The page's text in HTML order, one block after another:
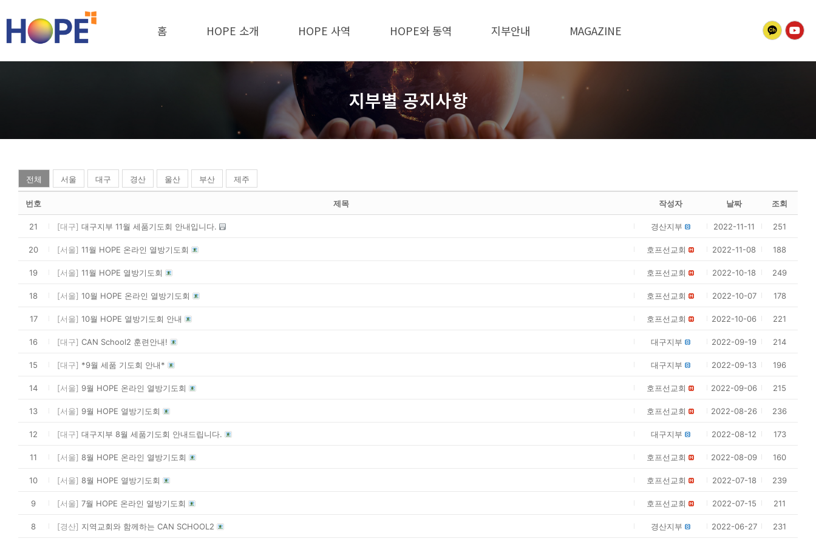
홈 HOPE 소개 HOPE 사역 HOPE와 동역 지부안내 MAGAZINE
지부별 공지사항
전체 서울 대구 경산 울산 부산 제주
번호 제목 작성자 날짜 조회
21 [대구] 대구지부 11월 세품기도회 안내입니다. 경산지부 2022-11-11 251
20 [서울] 11월 HOPE 온라인 열방기도회 호프선교회 2022-11-08 188
19 [서울] 11월 HOPE 열방기도회 호프선교회 2022-10-18 249
18 [서울] 10월 HOPE 온라인 열방기도회 호프선교회 2022-10-07 178
17 [서울] 10월 HOPE 열방기도회 안내 호프선교회 2022-10-06 221
16 [대구] CAN School2 훈련안내! 대구지부 2022-09-19 214
15 [대구] *9월 세품 기도회 안내* 대구지부 2022-09-13 196
14 [서울] 9월 HOPE 온라인 열방기도회 호프선교회 2022-09-06 215
13 [서울] 9월 HOPE 열방기도회 호프선교회 2022-08-26 236
12 [대구] 대구지부 8월 세품기도회 안내드립니다. 대구지부 2022-08-12 173
11 [서울] 8월 HOPE 온라인 열방기도회 호프선교회 2022-08-09 160
10 [서울] 8월 HOPE 열방기도회 호프선교회 2022-07-18 239
9 [서울] 7월 HOPE 온라인 열방기도회 호프선교회 2022-07-15 211
8 [경산] 지역교회와 함께하는 CAN SCHOOL2 경산지부 2022-06-27 231